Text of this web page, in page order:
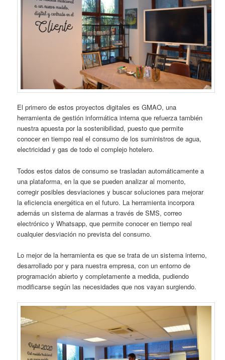
El primero de estos proyectos digitales es GMAO, una
herramienta de gestión informática interna que refuerza también
nuestra apuesta por la sostenibilidad, puesto que permite
conocer en tiempo real el consumo de los suministros de agua,
electricidad y gas de todo el complejo hotelero.
Todos estos datos de consumo se trasladan automáticamente a
una plataforma, en la que se pueden analizar al momento,
corregir posibles desviaciones y buscar soluciones para mejorar
la eficiencia energética en el futuro. La herramienta incorpora
además un sistema de alarmas a través de SMS, correo
electrónico y Whatsapp, que permite conocer en tiempo real
cualquier desviación no prevista del consumo.
Lo mejor de la herramienta es que se trata de un sistema interno,
desarrollado por y para nuestra empresa, con un entorno de
programación abierto y completamente a medida, pudiendo
modificarse según las necesidades que nos vayan surgiendo.